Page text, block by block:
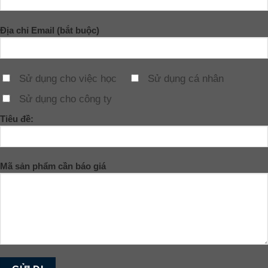
Địa chỉ Email (bắt buộc)
Sử dụng cho việc học
Sử dụng cá nhân
Sử dụng cho công ty
Tiêu đề:
Mã sản phẩm cần báo giá